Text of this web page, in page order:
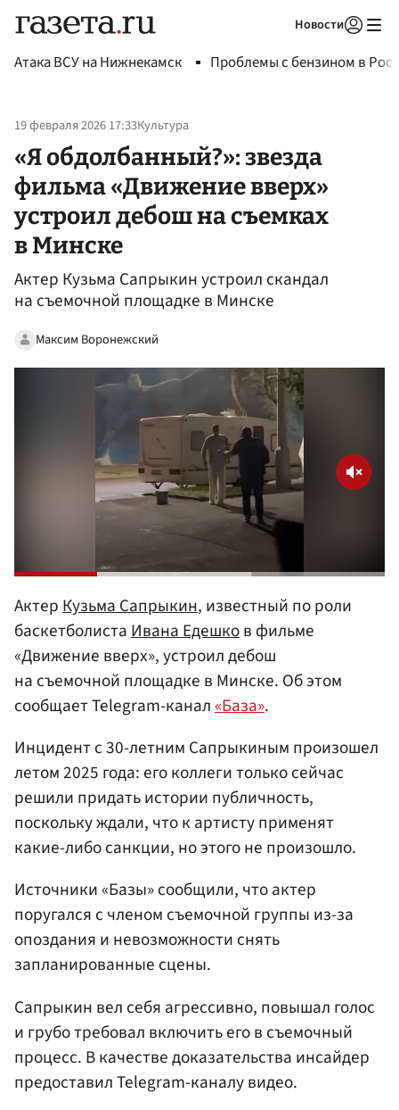
Новости
Атака ВСУ на Нижнекамск Проблемы с бензином в
19 февраля 2026 17:33Культура
«Я обдолбанный?»: звезда
фильма «Движение вверх»
устроил дебош на съемках
в Минске
Актер Кузьма Сапрыкин устроил скандал
на съемочной площадке в Минске
Максим Воронежский
АктерКузьма Сапрыкин, известный по роли
баскетболистаИвана Едешков фильме
«Движение вверх», устроил дебош
на съемочной площадке в Минске. Об этом
сообщает Telegram-канал«База».
Инцидент с 30-летним Сапрыкиным произошел
летом 2025 года: его коллеги только сейчас
решили придать истории публичность,
поскольку ждали, что к артисту применят
какие-либо санкции, но этого не произошло.
Источники «Базы» сообщили, что актер
поругался с членом съемочной группы из-за
опоздания и невозможности снять
запланированные сцены.
Сапрыкин вел себя агрессивно, повышал голос
и грубо требовал включить его в съемочный
процесс. В качестве доказательства инсайдер
предоставил Telegram-каналу видео.